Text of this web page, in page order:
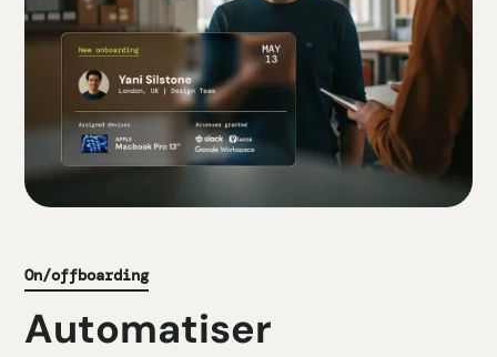
On/offboarding
Automatiser